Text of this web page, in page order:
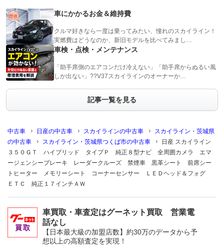
車にかかるお金＆維持費
クルマ好きなら一度は乗ってみたい、憧れのスカイライン！
実燃費はどうなのか、新旧モデルを比べてみまし…
車検・点検・メンテナンス
「助手席側のエアコンだけ冷えない」「助手席からぬるい風
しか出ない」??V37スカイラインのオーナーか…
記事一覧を見る
中古車 日産の中古車 スカイラインの中古車
スカイライン・茨城県
の中古車
スカイライン・茨城県つくば市の中古車
日産 スカイライン
３５０ＧＴ ハイブリッド タイプＰ 純正８型ナビ 全周囲カメラ エマ
ージェンシーブレーキ レーダークルーズ 禁煙車 黒革シート 前席シー
トヒーター メモリーシート コーナーセンサー ＬＥＤヘッド＆フォグ
ＥＴＣ 純正１７インチＡＷ
車買取・車査定はグーネット買取 営業電
話なし
【日本最大級の加盟店数】約30万のデータから予
想以上の高額査定を実現！